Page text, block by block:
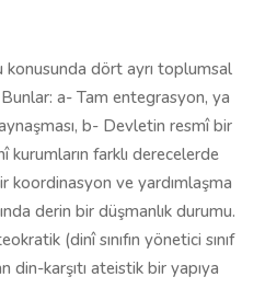
dört ayrı toplumsal
a- Tam entegrasyon, ya
b- Devletin resmî bir
kurumların farklı derecelerde
koordinasyon ve yardımlaşma
derin bir düşmanlık durumu.
(dinî sınıfın yönetici sınıf
din-karşıtı ateistik bir yapıya